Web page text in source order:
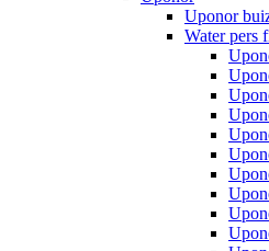
Uponor
Water pers